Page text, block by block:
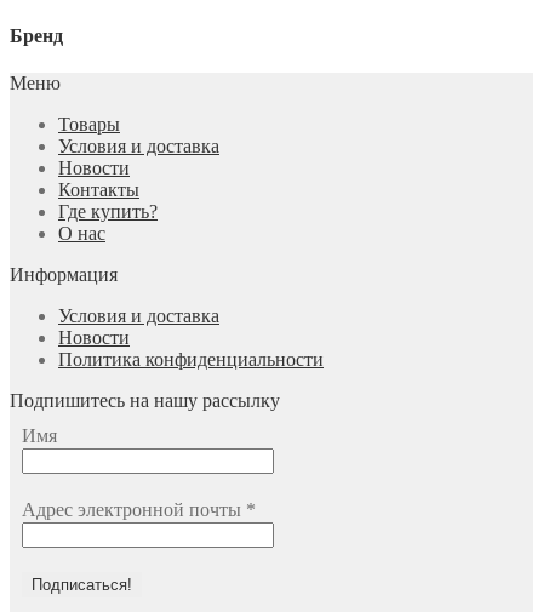
Бренд
Меню
Товары
Условия и доставка
Новости
Контакты
Где купить?
О нас
Информация
Условия и доставка
Новости
Политика конфиденциальности
Подпишитесь на нашу рассылку
Имя
Адрес электронной почты *